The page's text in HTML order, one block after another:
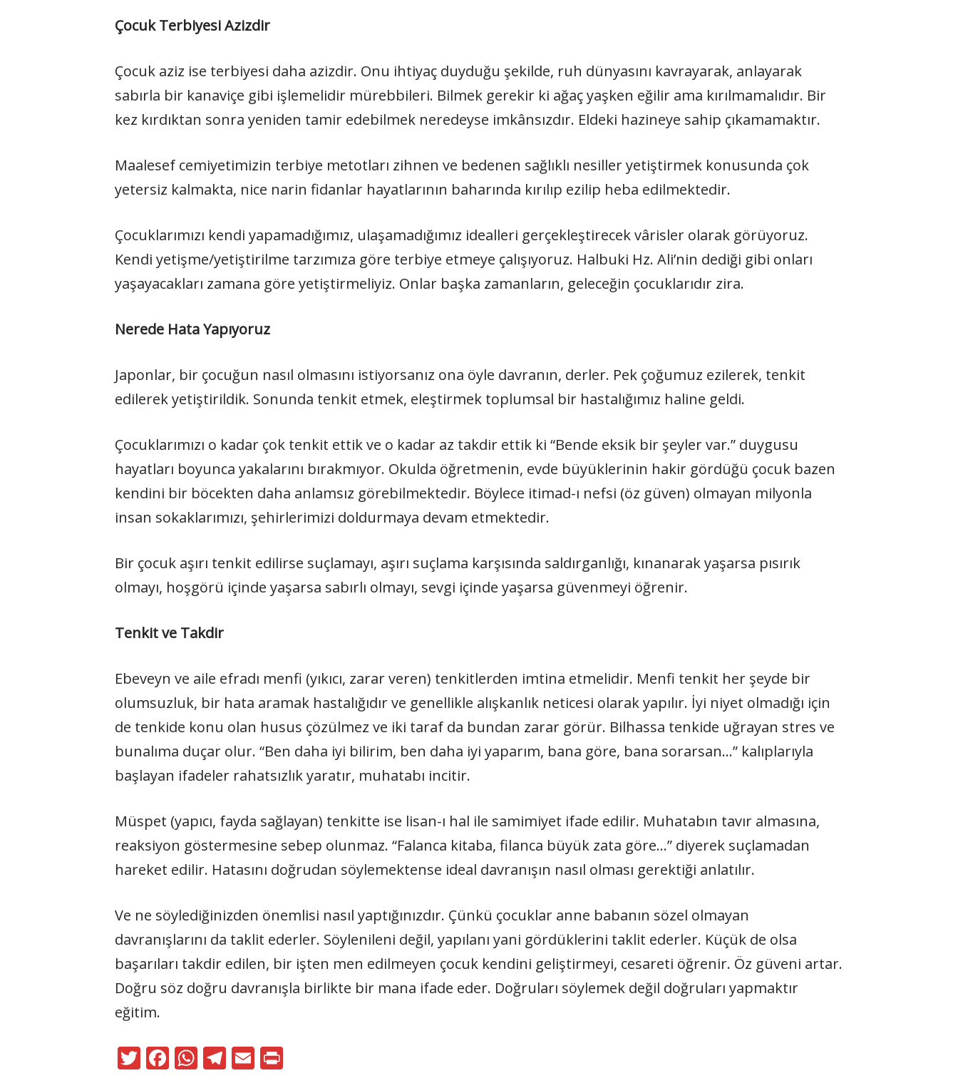
Çocuk Terbiyesi Azizdir
Çocuk aziz ise terbiyesi daha azizdir. Onu ihtiyaç duyduğu şekilde, ruh dünyasını kavrayarak, anlayarak
sabırla bir kanaviçe gibi işlemelidir mürebbileri. Bilmek gerekir ki ağaç yaşken eğilir ama kırılmamalıdır. Bir
kez kırdıktan sonra yeniden tamir edebilmek neredeyse imkânsızdır. Eldeki hazineye sahip çıkamamaktır.
Maalesef cemiyetimizin terbiye metotları zihnen ve bedenen sağlıklı nesiller yetiştirmek konusunda çok
yetersiz kalmakta, nice narin fidanlar hayatlarının baharında kırılıp ezilip heba edilmektedir.
Çocuklarımızı kendi yapamadığımız, ulaşamadığımız idealleri gerçekleştirecek vârisler olarak görüyoruz.
Kendi yetişme/yetiştirilme tarzımıza göre terbiye etmeye çalışıyoruz. Halbuki Hz. Ali’nin dediği gibi onları
yaşayacakları zamana göre yetiştirmeliyiz. Onlar başka zamanların, geleceğin çocuklarıdır zira.
Nerede Hata Yapıyoruz
Japonlar, bir çocuğun nasıl olmasını istiyorsanız ona öyle davranın, derler. Pek çoğumuz ezilerek, tenkit
edilerek yetiştirildik. Sonunda tenkit etmek, eleştirmek toplumsal bir hastalığımız haline geldi.
Çocuklarımızı o kadar çok tenkit ettik ve o kadar az takdir ettik ki “Bende eksik bir şeyler var.” duygusu
hayatları boyunca yakalarını bırakmıyor. Okulda öğretmenin, evde büyüklerinin hakir gördüğü çocuk bazen
kendini bir böcekten daha anlamsız görebilmektedir. Böylece itimad-ı nefsi (öz güven) olmayan milyonla
insan sokaklarımızı, şehirlerimizi doldurmaya devam etmektedir.
Bir çocuk aşırı tenkit edilirse suçlamayı, aşırı suçlama karşısında saldırganlığı, kınanarak yaşarsa pısırık
olmayı, hoşgörü içinde yaşarsa sabırlı olmayı, sevgi içinde yaşarsa güvenmeyi öğrenir.
Tenkit ve Takdir
Ebeveyn ve aile efradı menfi (yıkıcı, zarar veren) tenkitlerden imtina etmelidir. Menfi tenkit her şeyde bir
olumsuzluk, bir hata aramak hastalığıdır ve genellikle alışkanlık neticesi olarak yapılır. İyi niyet olmadığı için
de tenkide konu olan husus çözülmez ve iki taraf da bundan zarar görür. Bilhassa tenkide uğrayan stres ve
bunalıma duçar olur. “Ben daha iyi bilirim, ben daha iyi yaparım, bana göre, bana sorarsan…” kalıplarıyla
başlayan ifadeler rahatsızlık yaratır, muhatabı incitir.
Müspet (yapıcı, fayda sağlayan) tenkitte ise lisan-ı hal ile samimiyet ifade edilir. Muhatabın tavır almasına,
reaksiyon göstermesine sebep olunmaz. “Falanca kitaba, filanca büyük zata göre…” diyerek suçlamadan
hareket edilir. Hatasını doğrudan söylemektense ideal davranışın nasıl olması gerektiği anlatılır.
Ve ne söylediğinizden önemlisi nasıl yaptığınızdır. Çünkü çocuklar anne babanın sözel olmayan
davranışlarını da taklit ederler. Söylenileni değil, yapılanı yani gördüklerini taklit ederler. Küçük de olsa
başarıları takdir edilen, bir işten men edilmeyen çocuk kendini geliştirmeyi, cesareti öğrenir. Öz güveni artar.
Doğru söz doğru davranışla birlikte bir mana ifade eder. Doğruları söylemek değil doğruları yapmaktır
eğitim.
T F W T E Pr